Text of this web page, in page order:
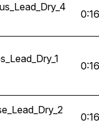
Dry Vocal Stems Premium 24-bit
BPM & Key labeled
0:16
0:16
0:16